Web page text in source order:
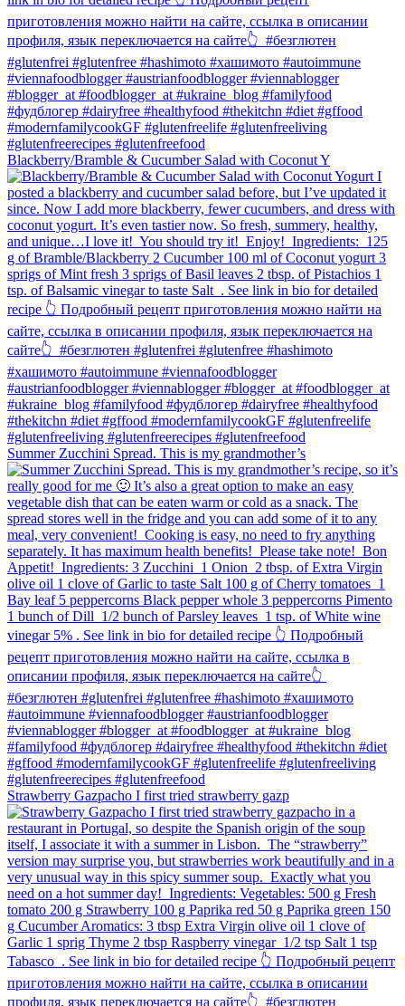
Blackberry/Bramble & Cucumber Salad with Coconut Y
Summer Zucchini Spread.⁠ This is my grandmother’s
Strawberry Gazpacho⁠ I first tried strawberry gazp